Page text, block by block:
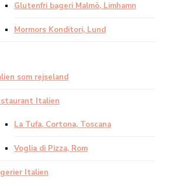
Glutenfri bageri Malmö, Limhamn
Mormors Konditori, Lund
som rejseland
Italien
La Tufa, Cortona, Toscana
Voglia di Pizza, Rom
Italien